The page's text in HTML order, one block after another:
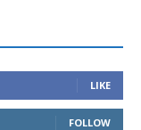
LIKE
FOLLOW